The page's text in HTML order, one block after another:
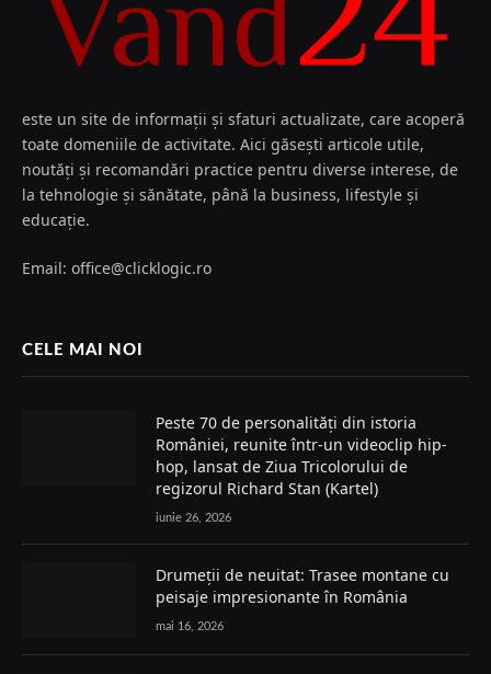
este un site de informații și sfaturi actualizate, care acoperă
toate domeniile de activitate. Aici găsești articole utile,
noutăți și recomandări practice pentru diverse interese, de
la tehnologie și sănătate, până la business, lifestyle și
educație.
Email: office@clicklogic.ro
CELE MAI NOI
Peste 70 de personalități din istoria
României, reunite într-un videoclip hip-
hop, lansat de Ziua Tricolorului de
regizorul Richard Stan (Kartel)
iunie 26, 2026
Drumeții de neuitat: Trasee montane cu
peisaje impresionante în România
mai 16, 2026